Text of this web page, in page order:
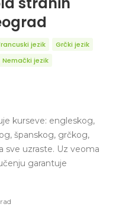
jezik
Grčki jezik
Nemački jezik
kurseve: engleskog,
španskog, grčkog,
sve uzraste. Uz veoma
garantuje